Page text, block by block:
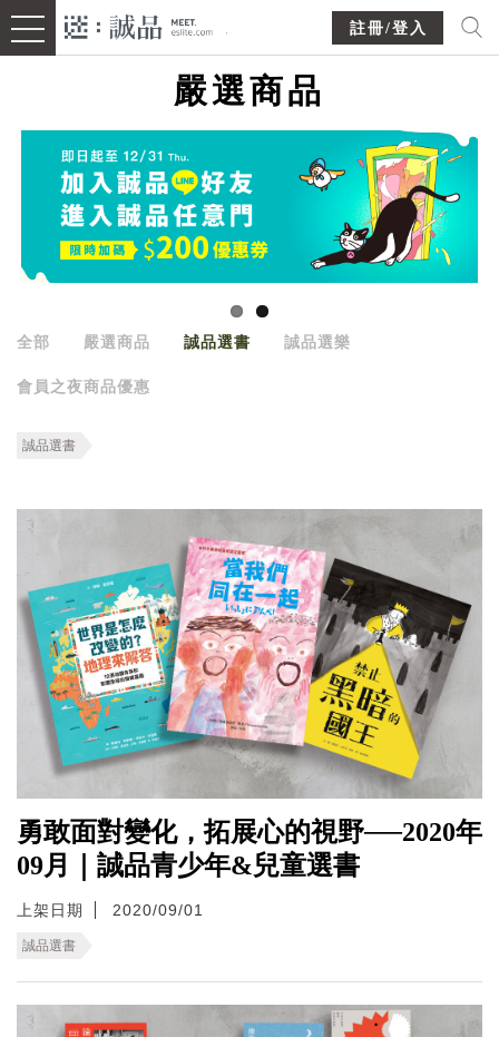
註冊/登入
嚴選商品
全部 嚴選商品 誠品選書 誠品選樂
會員之夜商品優惠
誠品選書
勇敢面對變化，拓展心的視野──2020年
09月｜誠品青少年&兒童選書
上架日期 2020/09/01
誠品選書